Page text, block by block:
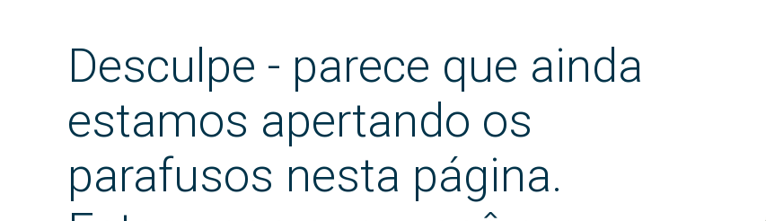
Desculpe - parece que ainda
estamos apertando os
parafusos nesta página.